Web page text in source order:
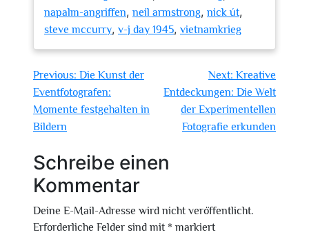
napalm-angriffen, neil armstrong, nick út,
steve mccurry, v-j day 1945, vietnamkrieg
Beitragsnavigation
Previous: Die Kunst der
Eventfotografen:
Momente festgehalten in
Bildern
Next: Kreative
Entdeckungen: Die Welt
der Experimentellen
Fotografie erkunden
Schreibe einen
Kommentar
Deine E-Mail-Adresse wird nicht veröffentlicht.
Erforderliche Felder sind mit * markiert